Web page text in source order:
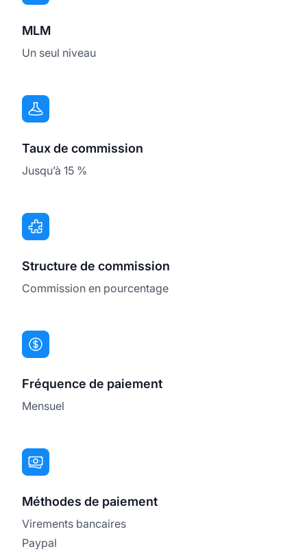
MLM
Un seul niveau
Taux de commission
Jusqu’à 15 %
Structure de commission
Commission en pourcentage
Fréquence de paiement
Mensuel
Méthodes de paiement
Virements bancaires
Paypal